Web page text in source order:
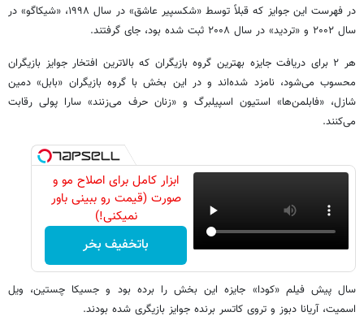
در فهرست این جوایز که قبلاً توسط «شکسپیر عاشق» در سال ۱۹۹۸، «شیکاگو» در
سال ۲۰۰۲ و «تردید» در سال ۲۰۰۸ ثبت شده بود، جای گرفتند.
هر ۲ برای دریافت جایزه بهترین گروه بازیگران که بالاترین افتخار جوایز بازیگران
محسوب می‌شود، نامزد شده‌اند و در این بخش با گروه بازیگران «بابل» دمین
شازل، «فابلمن‌ها» استیون اسپیلبرگ و «زنان حرف می‌زنند» سارا پولی رقابت
می‌کنند.
ابزار کامل برای اصلاح مو و
صورت (قیمت رو ببینی باور
نمیکنی!)
باتخفیف بخر
سال پیش فیلم «کودا» جایزه این بخش را برده بود و جسیکا چستین، ویل
اسمیت، آریانا دبوز و تروی کاتسر برنده جوایز بازیگری شده بودند.